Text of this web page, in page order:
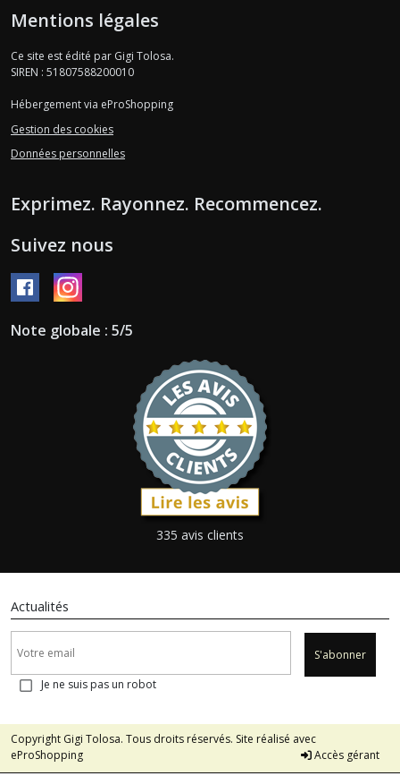
Mentions légales
Ce site est édité par Gigi Tolosa.
SIREN : 51807588200010
Hébergement via eProShopping
Gestion des cookies
Données personnelles
Exprimez. Rayonnez. Recommencez.
Suivez nous
Note globale : 5/5
335 avis clients
Actualités
S'abonner
Je ne suis pas un robot
Copyright Gigi Tolosa. Tous droits réservés. Site réalisé avec
eProShopping
Accès gérant